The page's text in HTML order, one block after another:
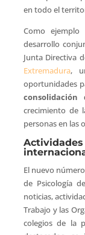
en todo el
Como
desarrollo
Junta Directiva
Extremadura,
oportunidades
crecimiento de
personas en las
El nuevo
de Psicología
noticias,
Trabajo y las
colegios de la